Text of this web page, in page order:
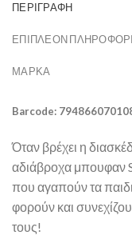
ΠΕΡΙΓΡΑΦΉ
ΕΠΙΠΛΈΟΝ
ΜΆΡΚΑ
Barcode:
Όταν βρέχει η
αδιάβροχα μπουφαν
που αγαπούν τα
φορούν και
τους!